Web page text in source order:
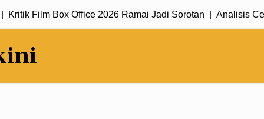
Film Box Office 2026 Ramai Jadi Sorotan |Analisis Cerita